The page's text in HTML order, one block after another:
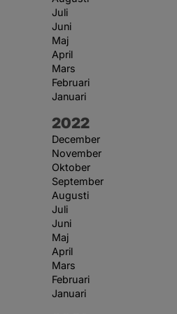
Juli
Juni
Maj
April
Mars
Februari
Januari
År:
2022
December
November
Oktober
September
Augusti
Juli
Juni
Maj
April
Mars
Februari
Januari